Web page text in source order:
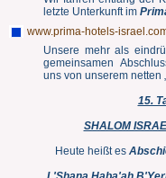
letzte Unterkunft im
www.prima-hotels-
Unsere mehr als
gemeinsamen
uns von unserem netten
15.
SHALOM
Heute heißt es